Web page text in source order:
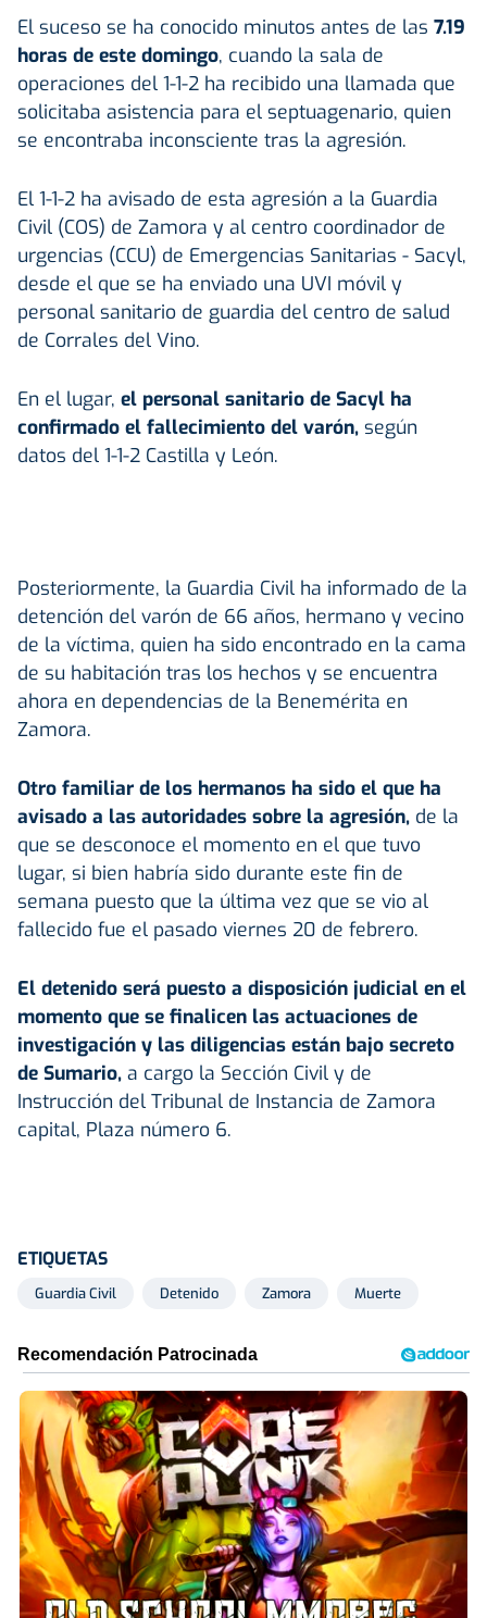
El suceso se ha conocido minutos antes de las 7.19
horas de este domingo, cuando la sala de
operaciones del 1-1-2 ha recibido una llamada que
solicitaba asistencia para el septuagenario, quien
se encontraba inconsciente tras la agresión.
El 1-1-2 ha avisado de esta agresión a la Guardia
Civil (COS) de Zamora y al centro coordinador de
urgencias (CCU) de Emergencias Sanitarias - Sacyl,
desde el que se ha enviado una UVI móvil y
personal sanitario de guardia del centro de salud
de Corrales del Vino.
En el lugar, el personal sanitario de Sacyl ha
confirmado el fallecimiento del varón, según
datos del 1-1-2 Castilla y León.
Posteriormente, la Guardia Civil ha informado de la
detención del varón de 66 años, hermano y vecino
de la víctima, quien ha sido encontrado en la cama
de su habitación tras los hechos y se encuentra
ahora en dependencias de la Benemérita en
Zamora.
Otro familiar de los hermanos ha sido el que ha
avisado a las autoridades sobre la agresión, de la
que se desconoce el momento en el que tuvo
lugar, si bien habría sido durante este fin de
semana puesto que la última vez que se vio al
fallecido fue el pasado viernes 20 de febrero.
El detenido será puesto a disposición judicial en el
momento que se finalicen las actuaciones de
investigación y las diligencias están bajo secreto
de Sumario, a cargo la Sección Civil y de
Instrucción del Tribunal de Instancia de Zamora
capital, Plaza número 6.
ETIQUETAS
Guardia Civil Detenido Zamora Muerte